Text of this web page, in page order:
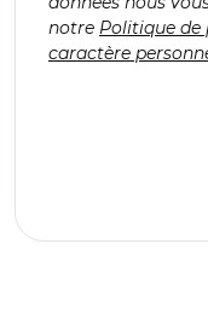
notre Politique de
caractère